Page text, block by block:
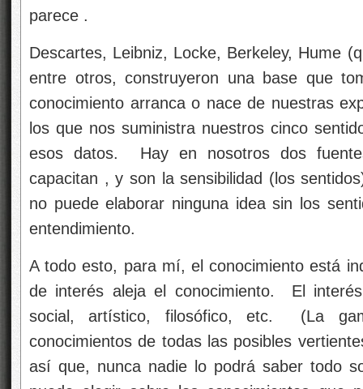
parece .
Descartes, Leibniz, Locke, Berkeley, Hume
entre otros, construyeron una base que
conocimiento arranca o nace de nuestras
losque nos suministra nuestros cinco
esos datos. Hay en nosotros dos
capacitan , y son la sensibilidad (los
no puede elaborar ninguna idea sin los
entendimiento.
A todo esto, para mí, el conocimiento está
de interés aleja el conocimiento. El
social, artístico, filosófico, etc. (La
conocimientos de todas las posibles
así que, nunca nadie lo podrá saber todo